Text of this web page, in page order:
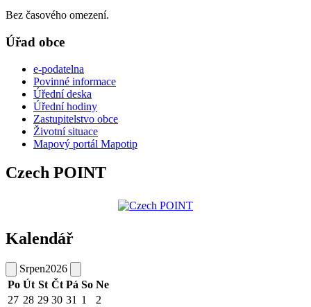
Bez časového omezení.
Úřad obce
e-podatelna
Povinné informace
Úřední deska
Úřední hodiny
Zastupitelstvo obce
Životní situace
Mapový portál Mapotip
Czech POINT
Kalendář
Srpen2026
Po Út St Čt Pá So Ne
27 28 29 30 31 1
2